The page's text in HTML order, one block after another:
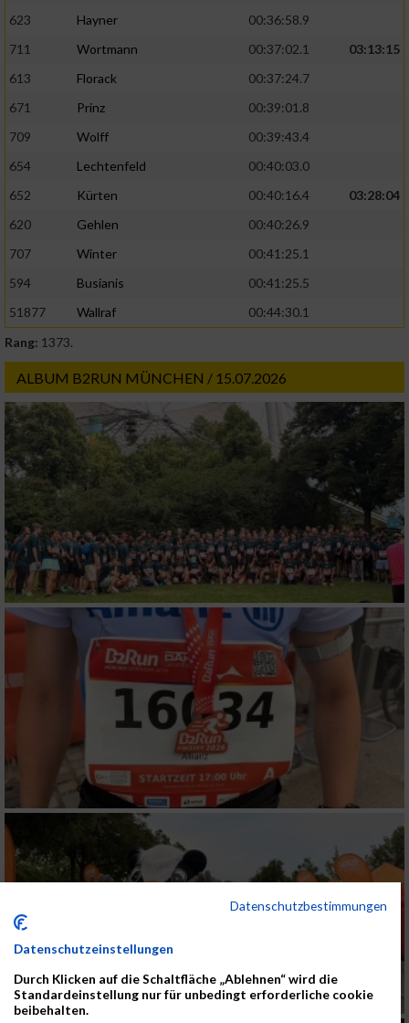
623
Hayner
00:36:58.9
711
Wortmann 00:37:02.1
03:13:15
613
Florack
00:37:24.7
671
Prinz
00:39:01.8
709
Wolff
00:39:43.4
654
Lechtenfeld
00:40:03.0
652
Kürten 00:40:16.4
03:28:04
620
Gehlen
00:40:26.9
707
Winter
00:41:25.1
594
Busianis
00:41:25.5
51877
Wallraf
00:44:30.1
Rang: 1373.
ALBUM B2RUN MÜNCHEN / 15.07.2026
Datenschutzbestimmungen
Datenschutzeinstellungen
Durch Klicken auf die Schaltfläche „Ablehnen“ wird die
Standardeinstellung nur für unbedingt erforderliche cookie
beibehalten.